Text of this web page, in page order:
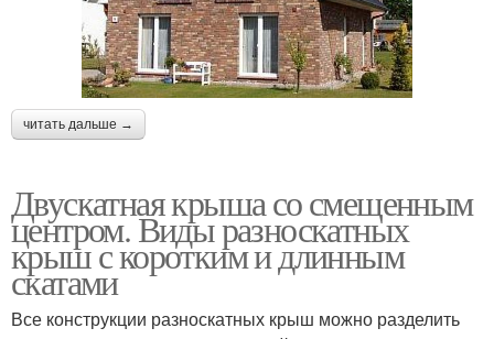
читать дальше →
Двускатная крыша со смещенным
центром. Виды разноскатных
крыш с коротким и длинным
скатами
Все конструкции разноскатных крыш можно разделить